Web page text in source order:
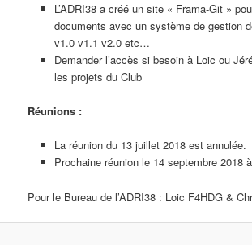
L’ADRI38 a créé un site « Frama-Git »
documents avec un système de gestion
v1.0 v1.1 v2.0 etc…
Demander l’accès si besoin à Loic ou
les projets du Club
Réunions :
La réunion du 13 juillet 2018 est annulée.
Prochaine réunion le 14 septembre 2018
Pour le Bureau de l’ADRI38 : Loic F4HDG &